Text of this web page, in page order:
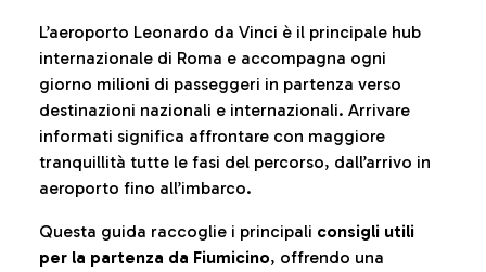
L’aeroporto Leonardo da Vinci è il principale hub
internazionale di Roma e accompagna ogni
giorno milioni di passeggeri in partenza verso
destinazioni nazionali e internazionali. Arrivare
informati significa affrontare con maggiore
tranquillità tutte le fasi del percorso, dall’arrivo in
aeroporto fino all’imbarco.
Questa guida raccoglie i principali consigli utili
per la partenza da Fiumicino, offrendo una